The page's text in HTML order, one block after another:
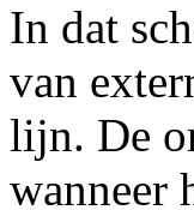
In dat
van
lijn. De
wanneer